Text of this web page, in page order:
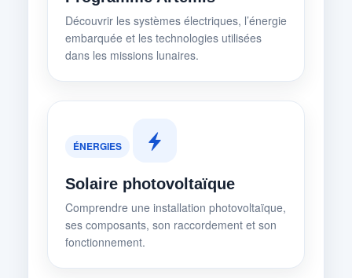
Découvrir les systèmes électriques, l’énergie
embarquée et les technologies utilisées
dans les missions lunaires.
ÉNERGIES
Solaire photovoltaïque
Comprendre une installation photovoltaïque,
ses composants, son raccordement et son
fonctionnement.